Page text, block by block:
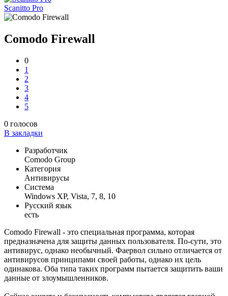
Scanitto Pro
Comodo Firewall
0
1
2
3
4
5
0 голосов
В закладки
Разработчик
Comodo Group
Категория
Антивирусы
Система
Windows XP, Vista, 7, 8, 10
Русский язык
есть
Comodo Firewall - это специальная программа, которая
предназначена для защиты данных пользователя. По-сути, это
антивирус, однако необычный. Фаервол сильно отличается от
антивирусов принципами своей работы, однако их цель
одинакова. Оба типа таких программ пытается защитить ваши
данные от злоумышленников.